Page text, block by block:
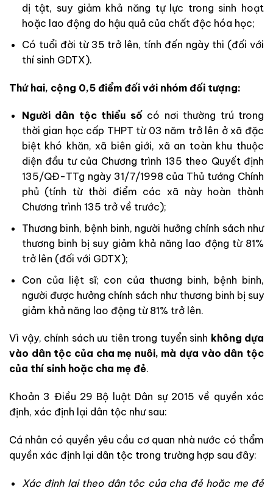
dị tật, suy giảm khả năng tự lực trong sinh hoạt
hoặc lao động do hậu quả của chất độc hóa học;
Có tuổi đời từ 35 trở lên, tính đến ngày thi (đối với
thí sinh GDTX).
Thứ hai, cộng 0,5 điểm đối với nhóm đối tượng:
Người dân tộc thiểu số có nơi thường trú trong
thời gian học cấp THPT từ 03 năm trở lên ở xã đặc
biệt khó khăn, xã biên giới, xã an toàn khu thuộc
diện đầu tư của Chương trình 135 theo Quyết định
135/QĐ-TTg ngày 31/7/1998 của Thủ tướng Chính
phủ (tính từ thời điểm các xã này hoàn thành
Chương trình 135 trở về trước);
Thương binh, bệnh binh, người hưởng chính sách như
thương binh bị suy giảm khả năng lao động từ 81%
trở lên (đối với GDTX);
Con của liệt sĩ; con của thương binh, bệnh binh,
người được hưởng chính sách như thương binh bị suy
giảm khả năng lao động từ 81% trở lên.
Vì vậy, chính sách ưu tiên trong tuyển sinh không dựa
vào dân tộc của cha mẹ nuôi, mà dựa vào dân tộc
của thí sinh hoặc cha mẹ đẻ.
Khoản 3 Điều 29 Bộ luật Dân sự 2015 về quyền xác
định, xác định lại dân tộc như sau:
Cá nhân có quyền yêu cầu cơ quan nhà nước có thẩm
quyền xác định lại dân tộc trong trường hợp sau đây:
Xác định lại theo dân tộc của cha đẻ hoặc mẹ đẻ